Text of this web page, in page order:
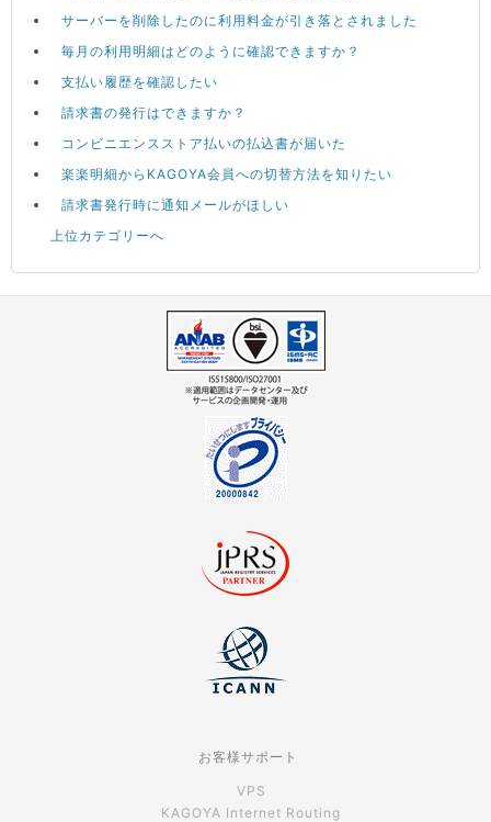
サーバーを削除したのに利用料金が引き落とされました
毎月の利用明細はどのように確認できますか？
支払い履歴を確認したい
請求書の発行はできますか？
コンビニエンスストア払いの払込書が届いた
楽楽明細からKAGOYA会員への切替方法を知りたい
請求書発行時に通知メールがほしい
上位カテゴリーへ
お客様サポート
VPS
KAGOYA Internet Routing